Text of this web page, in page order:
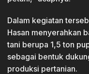
Dalam kegiatan
Hasan menyerahkan
tani berupa 1,5 ton
sebagai bentuk
produksi pertanian.